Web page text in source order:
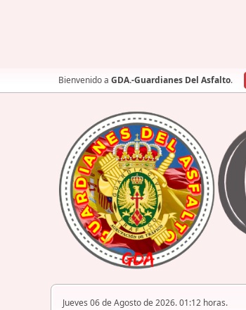
Bienvenido a GDA.-Guardianes Del Asfalto.
Jueves 06 de Agosto de 2026. 01:12 horas.